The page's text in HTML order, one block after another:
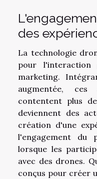
des
La technologie
pour l'interaction
marketing.
augmentée,
contentent plus
deviennent des
création d'une
l'engagement du
lorsque les
avec des drones.
conçus pour créer